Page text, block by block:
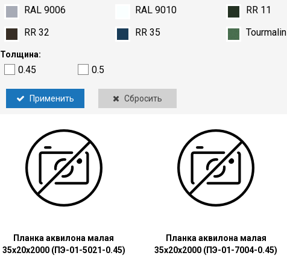
RAL 9006
RAL 9010 RR 11
RR 32
RR 35 Tourmalin
Толщина:
0.45 0.5
Применить Сбросить
Планка аквилона малая
35х20х2000 (ПЭ-01-5021-0.45)
Планка аквилона малая
35х20х2000 (ПЭ-01-7004-0.45)